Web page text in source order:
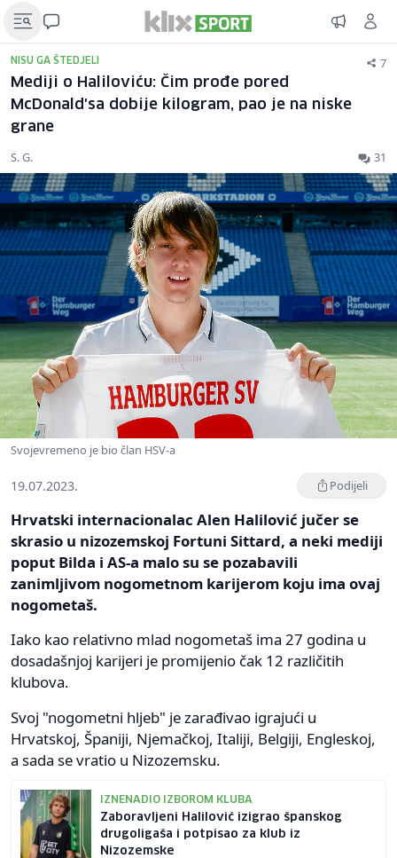
NISU GA ŠTEDJELI 7
Mediji o Haliloviću: Čim prođe pored
McDonald'sa dobije kilogram, pao je na niske
grane
S. G. 31
Svojevremeno je bio član HSV-a
19.07.2023. Podijeli
Hrvatski internacionalac Alen Halilović jučer se
skrasio u nizozemskoj Fortuni Sittard, a neki mediji
poput Bilda i AS-a malo su se pozabavili
zanimljivom nogometnom karijerom koju ima ovaj
nogometaš.
Iako kao relativno mlad nogometaš ima 27 godina u
dosadašnjoj karijeri je promijenio čak 12 različitih
klubova.
Svoj "nogometni hljeb" je zarađivao igrajući u
Hrvatskoj, Španiji, Njemačkoj, Italiji, Belgiji, Engleskoj,
a sada se vratio u Nizozemsku.
IZNENADIO IZBOROM KLUBA
Zaboravljeni Halilović izigrao španskog
drugoligaša i potpisao za klub iz
Nizozemske